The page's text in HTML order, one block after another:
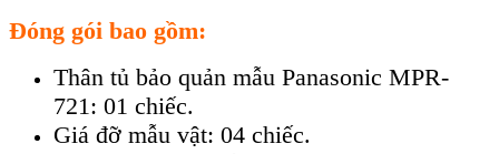
Đóng gói bao gồm:
Thân tủ bảo quản mẫu Panasonic MPR-
721: 01 chiếc.
Giá đỡ mẫu vật: 04 chiếc.